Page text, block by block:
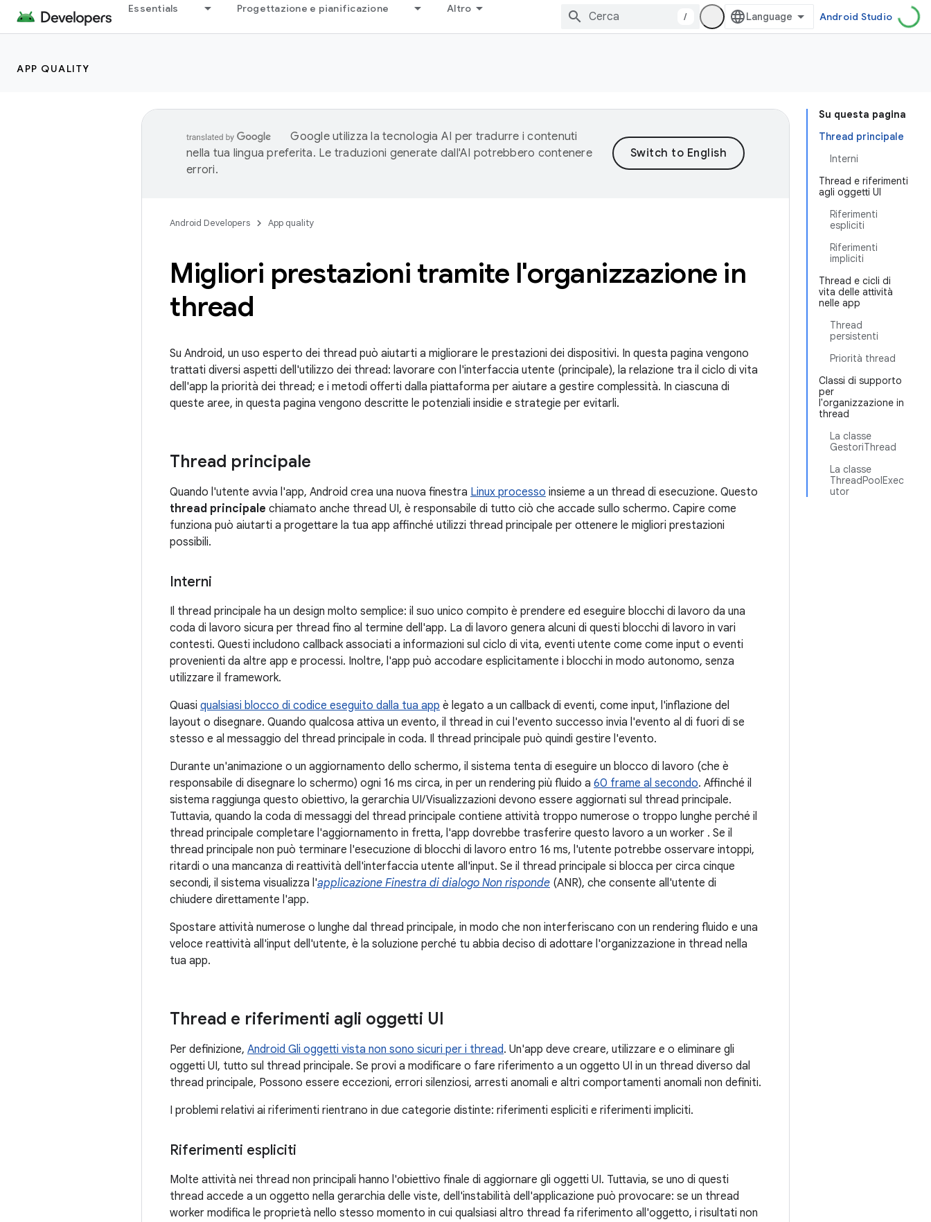
Essentials Progettazione e pianificazione Altro
/ Android Studio
APP QUALITY
Su questa pagina
Thread principale
Interni
Thread e riferimenti
agli oggetti UI
Riferimenti
espliciti
Riferimenti
impliciti
Thread e cicli di
vita delle attività
nelle app
Thread
persistenti
Priorità thread
Classi di supporto
per
l'organizzazione in
thread
La classe
GestoriThread
La classe
ThreadPoolExec
utor
Google utilizza la tecnologia AI per tradurre i contenuti
nella tua lingua preferita. Le traduzioni generate dall'AI potrebbero contenere
errori.
Android Developers App quality
Migliori prestazioni tramite l'organizzazione in
thread
Su Android, un uso esperto dei thread può aiutarti a migliorare le prestazioni dei dispositivi. In questa pagina vengono
trattati diversi aspetti dell'utilizzo dei thread: lavorare con l'interfaccia utente (principale), la relazione tra il ciclo di vita
dell'app la priorità dei thread; e i metodi offerti dalla piattaforma per aiutare a gestire complessità. In ciascuna di
queste aree, in questa pagina vengono descritte le potenziali insidie e strategie per evitarli.
Thread principale
Quando l'utente avvia l'app, Android crea una nuova finestra Linux processo insieme a un thread di esecuzione. Questo
thread principale chiamato anche thread UI, è responsabile di tutto ciò che accade sullo schermo. Capire come
funziona può aiutarti a progettare la tua app affinché utilizzi thread principale per ottenere le migliori prestazioni
possibili.
Interni
Il thread principale ha un design molto semplice: il suo unico compito è prendere ed eseguire blocchi di lavoro da una
coda di lavoro sicura per thread fino al termine dell'app. La di lavoro genera alcuni di questi blocchi di lavoro in vari
contesti. Questi includono callback associati a informazioni sul ciclo di vita, eventi utente come come input o eventi
provenienti da altre app e processi. Inoltre, l'app può accodare esplicitamente i blocchi in modo autonomo, senza
utilizzare il framework.
Quasi qualsiasi blocco di codice eseguito dalla tua app è legato a un callback di eventi, come input, l'inflazione del
layout o disegnare. Quando qualcosa attiva un evento, il thread in cui l'evento successo invia l'evento al di fuori di se
stesso e al messaggio del thread principale in coda. Il thread principale può quindi gestire l'evento.
Durante un'animazione o un aggiornamento dello schermo, il sistema tenta di eseguire un blocco di lavoro (che è
responsabile di disegnare lo schermo) ogni 16 ms circa, in per un rendering più fluido a 60 frame al secondo. Affinché il
sistema raggiunga questo obiettivo, la gerarchia UI/Visualizzazioni devono essere aggiornati sul thread principale.
Tuttavia, quando la coda di messaggi del thread principale contiene attività troppo numerose o troppo lunghe perché il
thread principale completare l'aggiornamento in fretta, l'app dovrebbe trasferire questo lavoro a un worker . Se il
thread principale non può terminare l'esecuzione di blocchi di lavoro entro 16 ms, l'utente potrebbe osservare intoppi,
ritardi o una mancanza di reattività dell'interfaccia utente all'input. Se il thread principale si blocca per circa cinque
secondi, il sistema visualizza l'applicazione Finestra di dialogo Non risponde (ANR), che consente all'utente di
chiudere direttamente l'app.
Spostare attività numerose o lunghe dal thread principale, in modo che non interferiscano con un rendering fluido e una
veloce reattività all'input dell'utente, è la soluzione perché tu abbia deciso di adottare l'organizzazione in thread nella
tua app.
Thread e riferimenti agli oggetti UI
Per definizione, Android Gli oggetti vista non sono sicuri per i thread. Un'app deve creare, utilizzare e o eliminare gli
oggetti UI, tutto sul thread principale. Se provi a modificare o fare riferimento a un oggetto UI in un thread diverso dal
thread principale, Possono essere eccezioni, errori silenziosi, arresti anomali e altri comportamenti anomali non definiti.
I problemi relativi ai riferimenti rientrano in due categorie distinte: riferimenti espliciti e riferimenti impliciti.
Riferimenti espliciti
Molte attività nei thread non principali hanno l'obiettivo finale di aggiornare gli oggetti UI. Tuttavia, se uno di questi
thread accede a un oggetto nella gerarchia delle viste, dell'instabilità dell'applicazione può provocare: se un thread
worker modifica le proprietà nello stesso momento in cui qualsiasi altro thread fa riferimento all'oggetto, i risultati non